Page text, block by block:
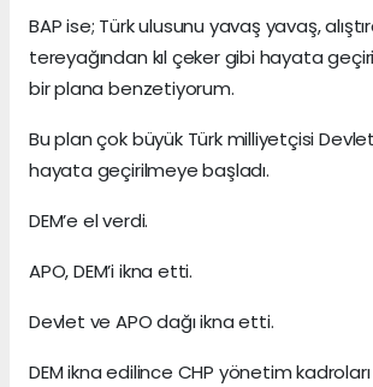
BAP ise; Türk ulusunu yavaş yavaş,
tereyağından kıl çeker gibi hayata
bir plana benzetiyorum.
Bu plan çok büyük Türk milliyetçisi
hayata geçirilmeye başladı.
DEM’e el verdi.
APO, DEM’i ikna etti.
Devlet ve APO dağı ikna etti.
DEM ikna edilince CHP yönetim